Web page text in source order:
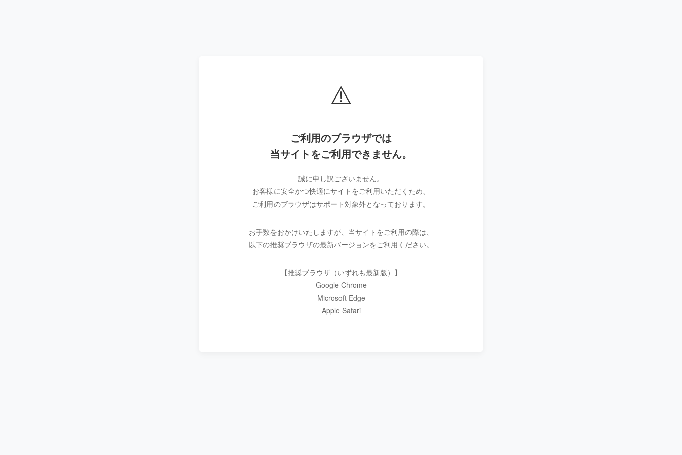
⚠️
ご利用のブラウザでは
当サイトをご利用できません。
誠に申し訳ございません。
お客様に安全かつ快適にサイトをご利用いただくため、
ご利用のブラウザはサポート対象外となっております。
お手数をおかけいたしますが、当サイトをご利用の際は、
以下の推奨ブラウザの最新バージョンをご利用ください。
【推奨ブラウザ（いずれも最新版）】
Google Chrome
Microsoft Edge
Apple Safari